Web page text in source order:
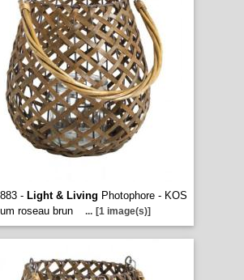
- Light & Living Photophore - KOS
roseau brun
... [1 image(s)]